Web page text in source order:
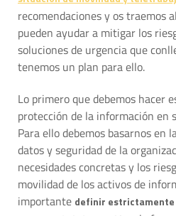
recomendaciones y os traemos
pueden ayudar a mitigar los
soluciones de urgencia que
tenemos un plan para ello.
Lo primero que debemos hacer
protección de la información en
Para ello debemos basarnos en
datos y seguridad de la
necesidades concretas y los
movilidad de los activos de
importante definir estrictamente